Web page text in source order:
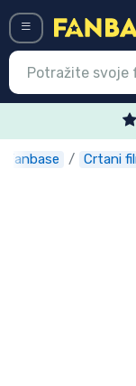
Fanbase Crtani
Ulazak
Najnovije
Ekspresna
Outlet